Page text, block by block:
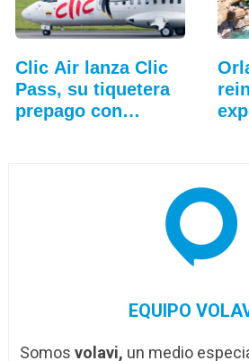
Clic Air lanza Clic
Pass, su tiquetera
prepago con…
EQUIPO
Somosvolavi, un medio